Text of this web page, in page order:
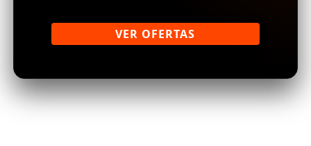
VER OFERTAS